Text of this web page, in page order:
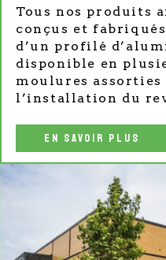
Tous nos produits
conçus et
d’un profilé
disponible en
moulures
l’installation du
EN SAVOIR PLUS